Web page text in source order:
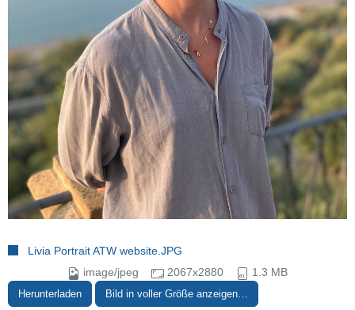
Livia Portrait ATW website.JPG
image/jpeg
2067x2880 1.3 MB
Herunterladen Bild in voller Größe anzeigen…